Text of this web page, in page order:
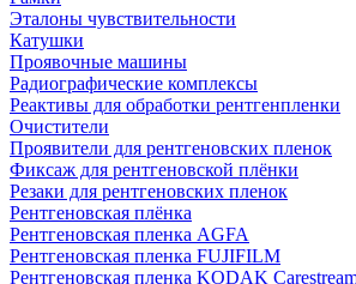
Эталоны чувствительности
Катушки
Проявочные машины
Радиографические комплексы
Реактивы для обработки рентгенпленки
Очистители
Проявители для рентгеновских пленок
Фиксаж для рентгеновской плёнки
Резаки для рентгеновских пленок
Рентгеновская плёнка
Рентгеновская пленка AGFA
Рентгеновская пленка FUJIFILM
Рентгеновская пленка KODAK